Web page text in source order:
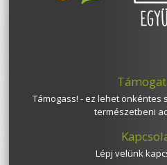
Támogass! - ez lehet önkéntes
természetbeni
Lépj velünk